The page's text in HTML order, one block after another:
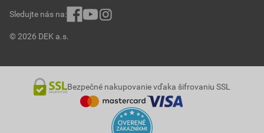
© 2026 DEK a.s.
Sledujte nás na:
Bezpečné nakupovanie vďaka šifrovaniu SSL